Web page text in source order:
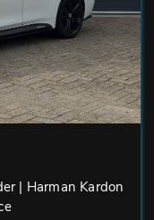
| Harman Kardon